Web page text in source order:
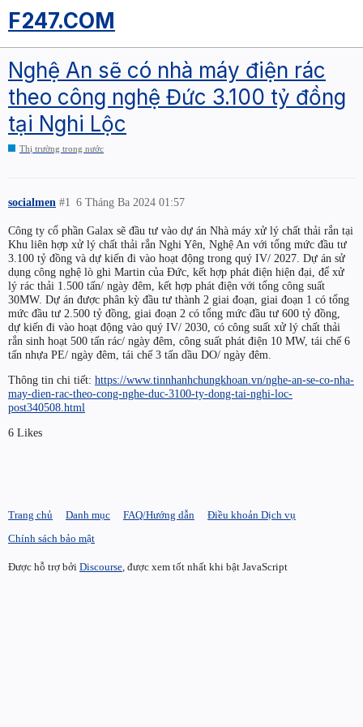
F247.COM
Nghệ An sẽ có nhà máy điện rác
theo công nghệ Đức 3.100 tỷ đồng
tại Nghi Lộc
Thị trường trong nước
socialmen 6 Tháng Ba 2024 01:57
#1
Công ty cổ phần Galax sẽ đầu tư vào dự án Nhà máy xử lý chất thải rắn tại
Khu liên hợp xử lý chất thải rắn Nghi Yên, Nghệ An với tổng mức đầu tư
3.100 tỷ đồng và dự kiến đi vào hoạt động trong quý IV/ 2027. Dự án sử
dụng công nghệ lò ghi Martin của Đức, kết hợp phát điện hiện đại, để xử
lý rác thải 1.500 tấn/ ngày đêm, kết hợp phát điện với tổng công suất
30MW. Dự án được phân kỳ đầu tư thành 2 giai đoạn, giai đoạn 1 có tổng
mức đầu tư 2.500 tỷ đồng, giai đoạn 2 có tổng mức đầu tư 600 tỷ đồng,
dự kiến đi vào hoạt động vào quý IV/ 2030, có công suất xử lý chất thải
rắn sinh hoạt 500 tấn rác/ ngày đêm, công suất phát điện 10 MW, tái chế 6
tấn nhựa PE/ ngày đêm, tái chế 3 tấn dầu DO/ ngày đêm.
Thông tin chi tiết: https://www.tinnhanhchungkhoan.vn/nghe-an-se-co-nha-
may-dien-rac-theo-cong-nghe-duc-3100-ty-dong-tai-nghi-loc-
post340508.html
6 Likes
Trang chủ Danh mục FAQ/Hướng dẫn
Điều khoản Dịch vụ
Chính sách bảo mật
Được hỗ trợ bởi Discourse, được xem tốt nhất khi bật JavaScript